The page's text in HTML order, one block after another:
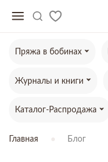
Пряжа в бобинах
Журналы и книги
Каталог-Распродажа
Главная Блог